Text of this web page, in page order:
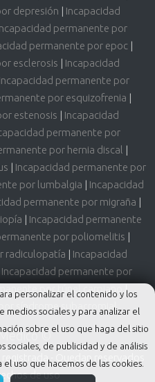
personalizar el contenido y los
sociales y para analizar el
sobre el uso que haga del sitio
sociales, de publicidad y de análisis
uso que hacemos de las cookies.
depresión | Incapacidad
permanente por
permanente por epoc|
esclerosis | Incapacidad
Incapacidad permanente por
por esquizofrenia |
estenosis | Incapacidad
permanente por
por hernia discal |
| Incapacidad permanente por
por lumbalgia | Incapacidad
permanente por migraña |
| Incapacidad permanente
por poliomelitis |
radiculopatía | Incapacidad
Incapacidad permanente por
por túnel carpiano
|
síndrome subacromial
©
- Quedan reservados
de uso